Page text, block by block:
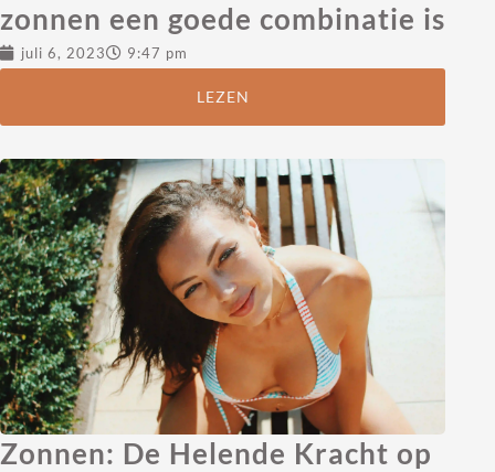
zonnen een goede combinatie is
juli 6, 2023 9:47 pm
LEZEN
Zonnen: De Helende Kracht op